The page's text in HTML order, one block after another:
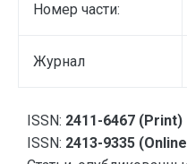
Номер части:
Журнал
ISSN: 2411-6467 (Print)
ISSN: 2413-9335